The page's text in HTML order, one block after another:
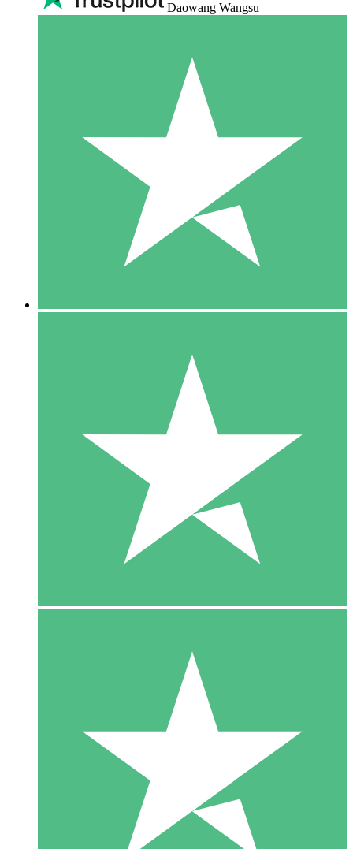
Daowang Wangsu